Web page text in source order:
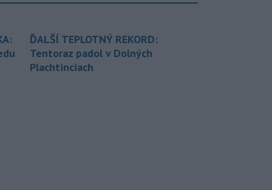
ĎALŠÍ TEPLOTNÝ REKORD:
Tentoraz padol v Dolných
Plachtinciach